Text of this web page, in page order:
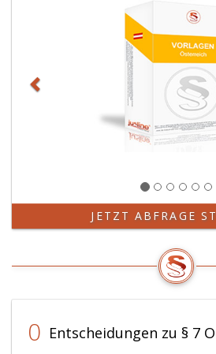
JETZT ABFRAGE
0 Entscheidungen zu § 7